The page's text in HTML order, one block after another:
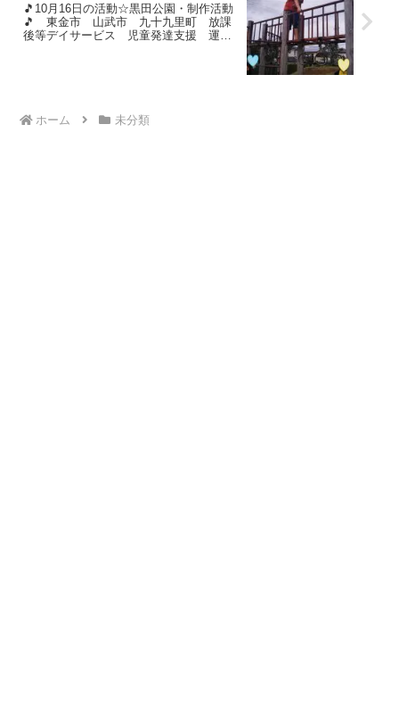
🎵10月16日の活動☆黒田公園・制作活動
🎵 東金市 山武市 九十九里町 放課
後等デイサービス 児童発達支援 運動
ホーム 未分類